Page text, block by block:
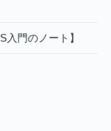
門のノート】